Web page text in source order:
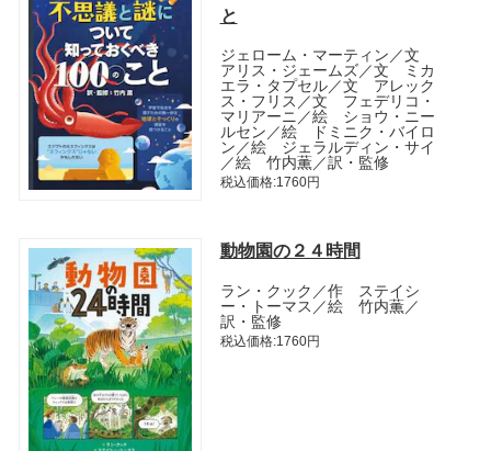
と
ジェローム・マーティン／文
アリス・ジェームズ／文 ミカ
エラ・タプセル／文 アレック
ス・フリス／文 フェデリコ・
マリアーニ／絵 ショウ・ニー
ルセン／絵 ドミニク・バイロ
ン／絵 ジェラルディン・サイ
／絵 竹内薫／訳・監修
税込価格:1760円
動物園の２４時間
ラン・クック／作 ステイシ
ー・トーマス／絵 竹内薫／
訳・監修
税込価格:1760円